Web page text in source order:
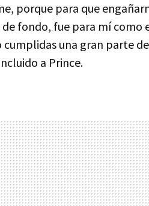
porque para que
fondo, fue para mí como
una gran parte
a Prince.